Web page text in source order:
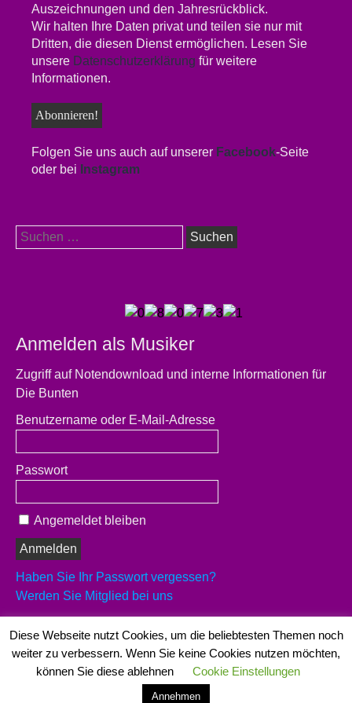
Auszeichnungen und den Jahresrückblick.
Wir halten Ihre Daten privat und teilen sie nur mit
Dritten, die diesen Dienst ermöglichen. Lesen Sie
unsere Datenschutzerklärung für weitere
Informationen.
Folgen Sie uns auch auf unserer Facebook-Seite
oder bei Instagram
Suchen
nach:
Anmelden als Musiker
Zugriff auf Notendownload und interne Informationen für
Die Bunten
Benutzername oder E-Mail-Adresse
Passwort
Angemeldet bleiben
Haben Sie Ihr Passwort vergessen?
Werden Sie Mitglied bei uns
Es sind schon 29 Musiker registriert
Copyright 2026Die Bunten
Diese Webseite nutzt Cookies, um die beliebtesten Themen noch
weiter zu verbessern. Wenn Sie keine Cookies nutzen möchten,
können Sie diese ablehnen
Cookie Einstellungen
Annehmen